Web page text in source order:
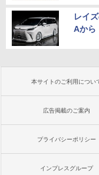
レイ
Aから
本サイトのご利用につい
広告掲載のご案内
プライバシーポリシー
インプレスグループ